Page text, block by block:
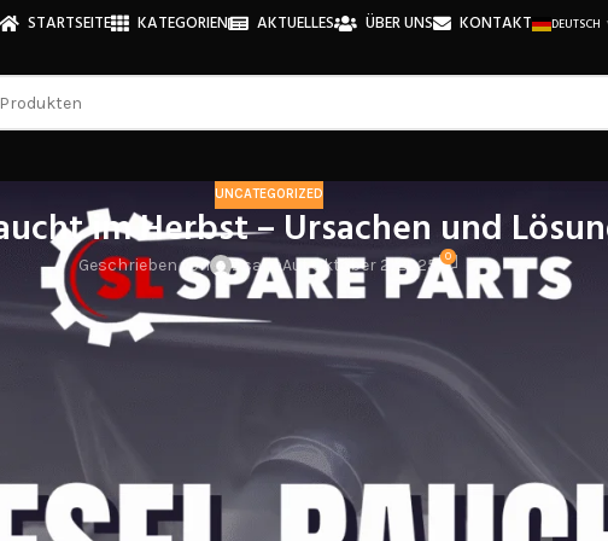
STARTSEITE KATEGORIEN AKTUELLES ÜBER UNS KONTAKT DEUTSCH
UNCATEGORIZED
im Herbst – Ursachen und
Geschrieben von z.sabaAuf Oktober 2, 2025 0
und Abgasanlage länger kalt bleiben. Kühle, feuchte Luft und häufige
Diesel raucht im Herbst
Kühler werdende Temperaturen, feuchte Luft und kurze
schwere Motorstörung – oft ist es ein Hinweis darauf, dass
raucht, welche Ursachen dahinterstecken und wie Sie das Problem